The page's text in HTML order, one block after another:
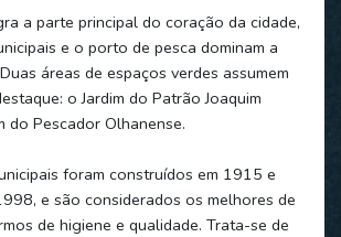
a parte principal do coração da cidade,
e o porto de pesca dominam a
áreas de espaços verdes assumem
o Jardim do Patrão Joaquim
do Pescador Olhanense.
foram construídos em 1915 e
e são considerados os melhores de
de higiene e qualidade. Trata-se de